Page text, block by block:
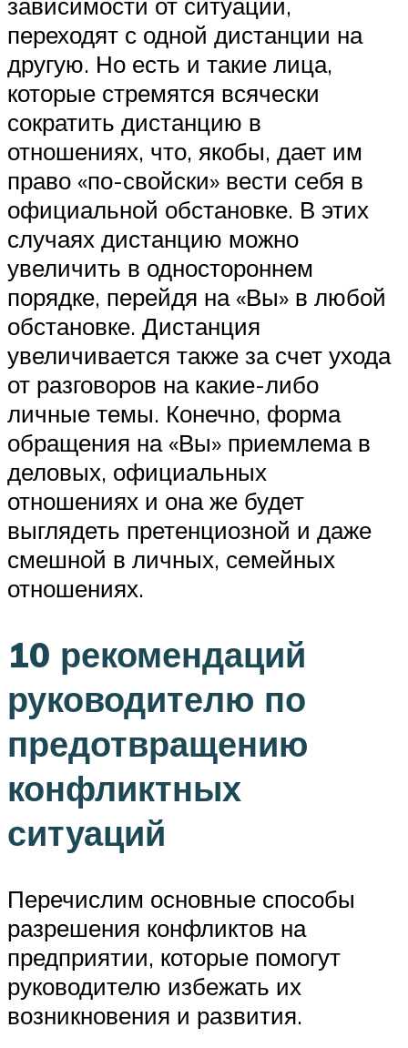
переходят с одной дистанции на
другую. Но есть и такие лица,
которые стремятся всячески
сократить дистанцию в
отношениях, что, якобы, дает им
право «по-свойски» вести себя в
официальной обстановке. В этих
случаях дистанцию можно
увеличить в одностороннем
порядке, перейдя на «Вы» в любой
обстановке. Дистанция
увеличивается также за счет ухода
от разговоров на какие-либо
личные темы. Конечно, форма
обращения на «Вы» приемлема в
деловых, официальных
отношениях и она же будет
выглядеть претенциозной и даже
смешной в личных, семейных
отношениях.
10 рекомендаций
руководителю по
предотвращению
конфликтных
ситуаций
Перечислим основные способы
разрешения конфликтов на
предприятии, которые помогут
руководителю избежать их
возникновения и развития.